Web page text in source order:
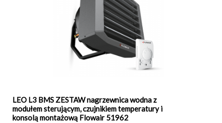
LEO L3 BMS ZESTAW nagrzewnica wodna z
modułem sterującym, czujnikiem temperatury i
konsolą montażową Flowair 51962